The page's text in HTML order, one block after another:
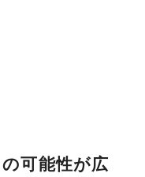
可能性が広